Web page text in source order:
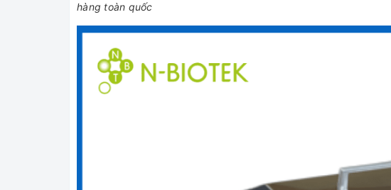
hàng toàn quốc